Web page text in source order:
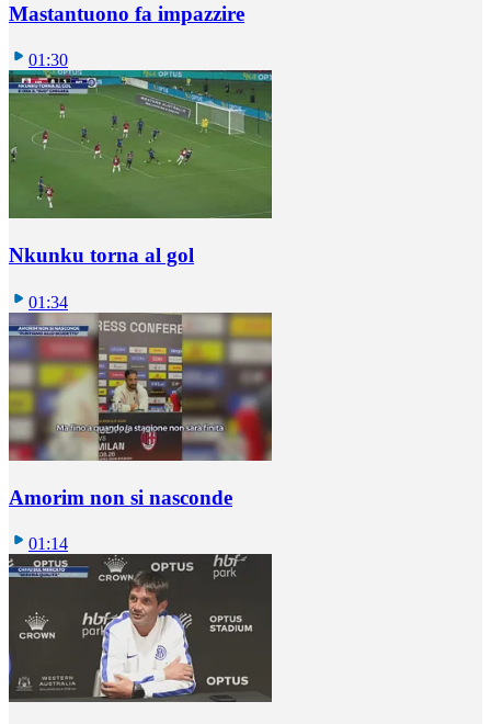
Mastantuono fa impazzire
01:30
Nkunku torna al gol
01:34
Amorim non si nasconde
01:14